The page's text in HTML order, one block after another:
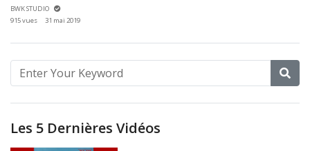
BWK STUDIO
915 vues
31 mai 2019
Les 5 Dernières Vidéos